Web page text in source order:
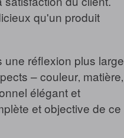
qu'un produit
une réflexion plus large
– couleur‚ matière‚
élégant et
et objective de ce